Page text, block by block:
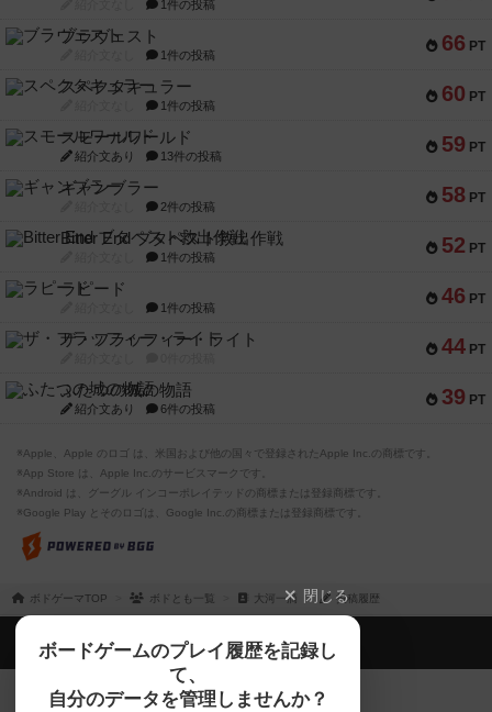
1件の投稿
66 PT
ブラヴェスト
1件の投稿
60 PT
スペクタキュラー
1件の投稿
59 PT
スモールワールド
紹介文あり 13件の投稿
58 PT
ギャンブラー
2件の投稿
52 PT
Bitter End ブタペスト救出作戦
1件の投稿
46 PT
ラピード
1件の投稿
44 PT
ザ・フラッフィー・ライト
39 PT
ふたつの城の物語
紹介文あり 6件の投稿
※Apple、Apple のロゴ は、米国および他の国々で登録されたApple Inc.の商標です。
※App Store は、Apple Inc.のサービスマークです。
※Android は、グーグル インコーポレイテッドの商標または登録商標です。
※Google Play とそのロゴは、Google Inc.の商標または登録商標です。
ボドゲーマTOP ボドとも一覧 大河一滴 投稿履歴
閉じる
ボードゲームのプレイ履歴を記録し
て、
自分のデータを管理しませんか？
ボドゲーマTOP
ボードゲームを検索する